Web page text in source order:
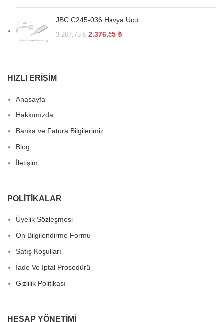
JBC C245-036 Havya Ucu
3.267,75₺ 2.376,55 ₺
HIZLI ERIŞIM
Anasayfa
Hakkımızda
Banka ve Fatura Bilgilerimiz
Blog
İletişim
POLITIKALAR
Üyelik Sözleşmesi
Ön Bilgilendirme Formu
Satış Koşulları
İade Ve İptal Prosedürü
Gizlilik Politikası
HESAP YÖNETIMI